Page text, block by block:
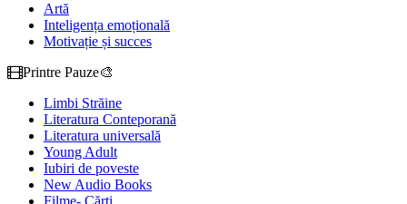
Artă
Inteligența emoțională
Motivație și succes
Printre Pauze🎨
Limbi Străine
Literatura Conteporană
Literatura universală
Young Adult
Iubiri de poveste
New Audio Books
Filme- Cărți